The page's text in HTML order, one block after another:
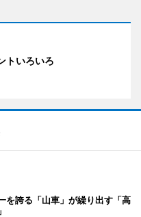
トいろいろ
を誇る「山車」が繰り出す「高